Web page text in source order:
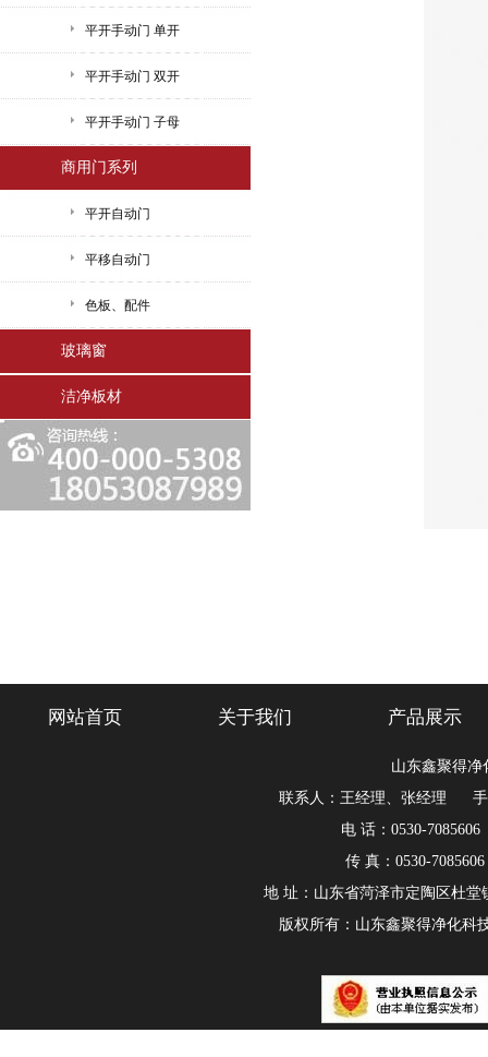
平开手动门 单开
平开手动门 双开
平开手动门 子母
商用门系列
平开自动门
平移自动门
色板、配件
玻璃窗
洁净板材
网站首页 关于我们 产品展示
山东鑫聚得净
联系人：王经理、张经理 手
电 话：0530-
传 真：0530-
地 址：山东省菏泽市定陶区杜堂
版权所有：山东鑫聚得净化科